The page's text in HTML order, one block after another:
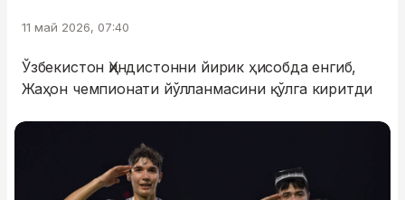
11 май 2026, 07:40
Ўзбекистон Ҳиндистонни йирик ҳисобда енгиб,
Жаҳон чемпионати йўлланмасини қўлга киритди